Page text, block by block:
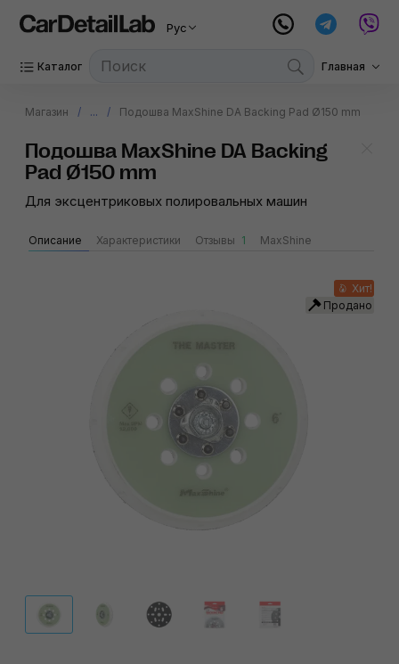
Рус
Каталог Главная
Магазин ... Подошва MaxShine DA Backing Pad Ø150 mm
Подошва MaxShine DA Backing
Pad Ø150 mm
Для эксцентриковых полировальных машин
Описание Характеристики Отзывы 1 MaxShine
Хит!
Продано